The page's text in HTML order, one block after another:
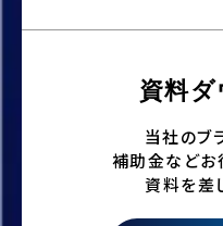
資料
当社のブ
補助金など
資料を差